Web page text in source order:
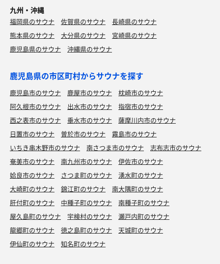
九州・沖縄
福岡県のサウナ 佐賀県のサウナ
長崎県のサウナ
熊本県のサウナ
大分県のサウナ
宮崎県のサウナ
鹿児島県のサウナ
沖縄県のサウナ
鹿児島県の市区町村からサウナを探す
鹿児島市のサウナ 鹿屋市のサウナ
枕崎市のサウナ
阿久根市のサウナ
出水市のサウナ
指宿市のサウナ
西之表市のサウナ
垂水市のサウナ
薩摩川内市のサウナ
日置市のサウナ
曽於市のサウナ
霧島市のサウナ
いちき串木野市のサウナ
南さつま市のサウナ
志布志市のサウナ
奄美市のサウナ
南九州市のサウナ
伊佐市のサウナ
姶良市のサウナ
さつま町のサウナ
湧水町のサウナ
大崎町のサウナ
錦江町のサウナ
南大隅町のサウナ
肝付町のサウナ
中種子町のサウナ
南種子町のサウナ
屋久島町のサウナ
宇検村のサウナ
瀬戸内町のサウナ
龍郷町のサウナ
徳之島町のサウナ
天城町のサウナ
伊仙町のサウナ
知名町のサウナ